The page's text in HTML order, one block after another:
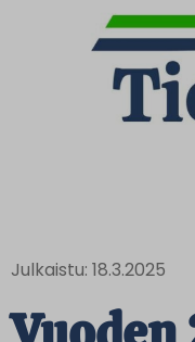
Julkaistu: 18.3.2025